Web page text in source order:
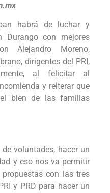
habrá de luchar y
Durango con mejores
Alejandro Moreno,
dirigentes del PRI,
al felicitar al
y reiterar que
bien de las familias
voluntades, hacer un
y eso nos va permitir
con las tres
y PRD para hacer un